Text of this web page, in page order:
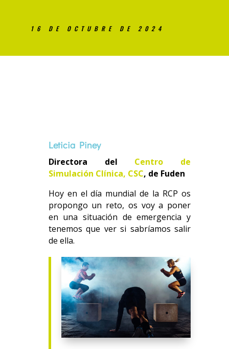
16 DE OCTUBRE DE 2024
Leticia Piney
Directora del Centro de
Simulación Clínica, CSC, de Fuden
Hoy en el día mundial de la RCP os
propongo un reto, os voy a poner
en una situación de emergencia y
tenemos que ver si sabríamos salir
de ella.